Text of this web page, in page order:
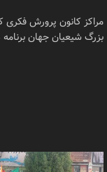
مراکز کانون پرورش فکری
بزرگ شیعیان جهان برنامه